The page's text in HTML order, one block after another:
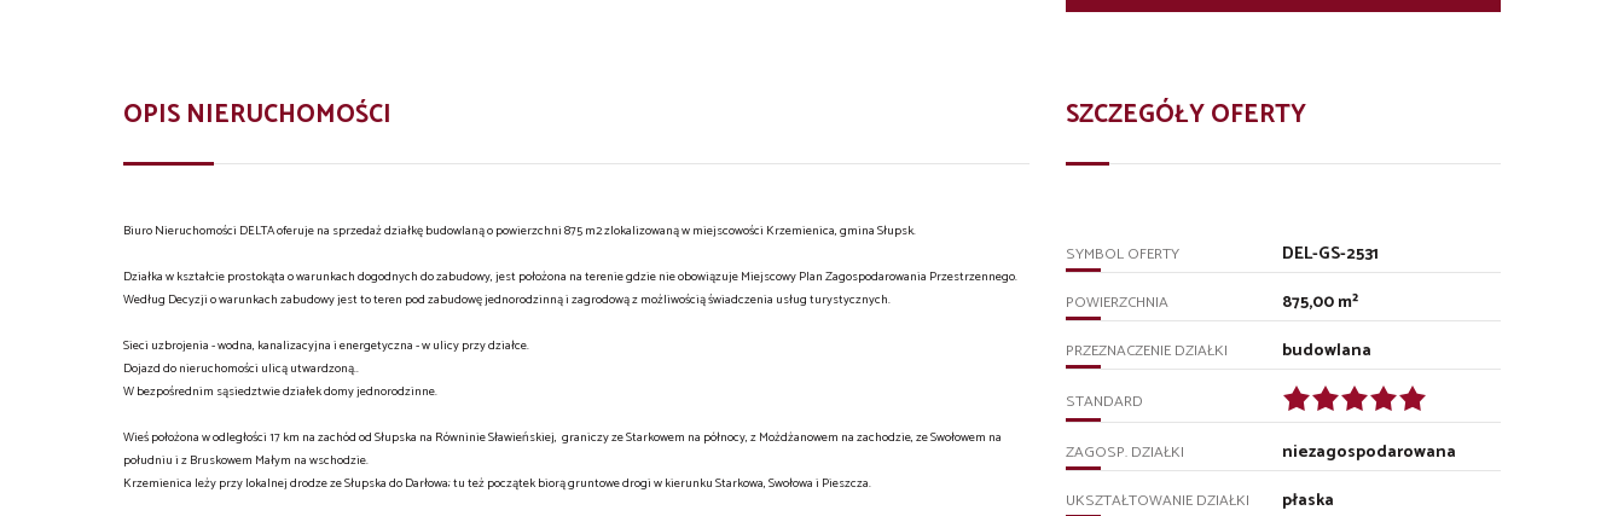
OPIS NIERUCHOMOŚCI
Biuro Nieruchomości DELTA oferuje na sprzedaż działkę budowlaną o powierzchni 875 m2 zlokalizowaną w miejscowości Krzemienica, gmina Słupsk.
Działka w kształcie prostokąta o warunkach dogodnych do zabudowy, jest położona na terenie gdzie nie obowiązuje Miejscowy Plan Zagospodarowania Przestrzennego.
Według Decyzji o warunkach zabudowy jest to teren pod zabudowę jednorodzinną i zagrodową z możliwością świadczenia usług turystycznych.
Sieci uzbrojenia - wodna, kanalizacyjna i energetyczna - w ulicy przy działce.
Dojazd do nieruchomości ulicą utwardzoną..
W bezpośrednim sąsiedztwie działek domy jednorodzinne.
Wieś położona w odległości 17 km na zachód od Słupska na Równinie Sławieńskiej, graniczy ze Starkowem na północy, z Możdżanowem na zachodzie, ze Swołowem na
południu i z Bruskowem Małym na wschodzie.
Krzemienica leży przy lokalnej drodze ze Słupska do Darłowa; tu też początek biorą gruntowe drogi w kierunku Starkowa, Swołowa i Pieszcza.
SZCZEGÓŁY OFERTY
SYMBOL OFERTY DEL-GS-2531
POWIERZCHNIA 875,00 m²
PRZEZNACZENIE DZIAŁKI budowlana
STANDARD
ZAGOSP. DZIAŁKI niezagospodarowana
UKSZTAŁTOWANIE DZIAŁKI płaska